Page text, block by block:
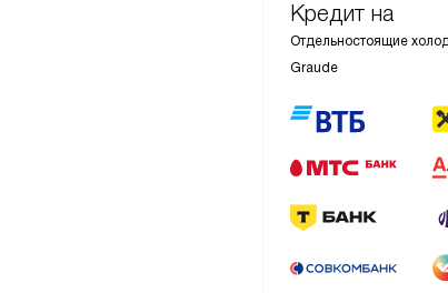
Кредит на
Отдельностоящие
Graude